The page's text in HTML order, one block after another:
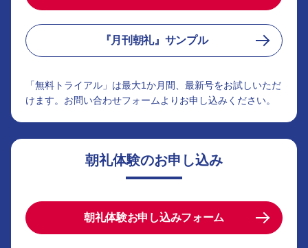
『月刊朝礼』サンプル
「無料トライアル」は最大1か月間、最新号をお試しいただ
けます。お問い合わせフォームよりお申し込みください。
朝礼体験のお申し込み
朝礼体験お申し込みフォーム